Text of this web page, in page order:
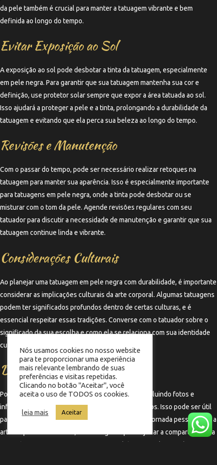
da pele também é crucial para manter a tatuagem vibrante e bem
definida ao longo do tempo.
Evitar Exposição ao Sol
A exposição ao sol pode desbotar a tinta da tatuagem, especialmente
em pele negra. Para garantir que sua tatuagem mantenha sua cor e
definição, use protetor solar sempre que expor a área tatuada ao sol.
Isso ajudará a proteger a pele e a tinta, prolongando a durabilidade da
tatuagem e evitando que ela perca sua beleza ao longo do tempo.
Revisões e Manutenção
Com o passar do tempo, pode ser necessário realizar retoques na
tatuagem para manter sua aparência. Isso é especialmente importante
para tatuagens em pele negra, onde a tinta pode desbotar ou se
misturar com o tom da pele. Agende revisões regulares com seu
tatuador para discutir a necessidade de manutenção e garantir que sua
tatuagem continue linda e vibrante.
Considerações Culturais
Ao planejar uma tatuagem em pele negra com durabilidade, é importante
considerar as implicações culturais da arte corporal. Algumas tatuagens
podem ter significados profundos dentro de certas culturas, e é
essencial respeitar essas tradições. Converse com o tatuador sobre o
significado da sua escolha e como ela se relaciona com sua identidade
cultural.
Documentação e Registro
Por fim, mantenha um registro da sua tatuagem, incluindo fotos e
informações sobre o artista e os cuidados realizados. Isso pode ser útil
para futuras manutenções e para documentar sua jornada pessoal com a
arte corporal. Além disso, ter um registro pode ajudar a compartilhar sua
Nós usamos cookies no nosso website
para te proporcionar uma experiência
mais relevante lembrando de suas
preferências e visitas repetidas.
Clicando no botão "Aceitar", você
aceita o uso de TODOS os cookies.
leia mais Aceitar